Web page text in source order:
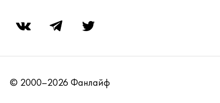
© 2000–2026 Фанлайф